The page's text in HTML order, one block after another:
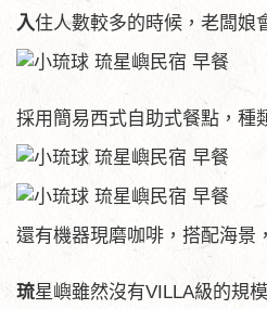
入住人數較多的時候，老闆娘
採用簡易西式自助式餐點，種
還有機器現磨咖啡，搭配海景
琉星嶼雖然沒有VILLA級的規模